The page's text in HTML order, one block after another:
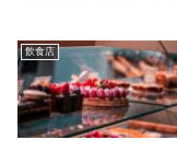
飲食店